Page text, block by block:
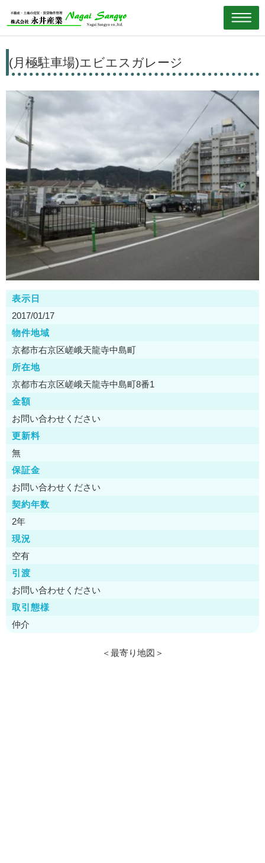
(月極駐車場)エビエスガレージ
表示日
2017/01/17
物件地域
京都市右京区嵯峨天龍寺中島町
所在地
京都市右京区嵯峨天龍寺中島町8番1
金額
お問い合わせください
更新料
無
保証金
お問い合わせください
契約年数
2年
現況
空有
引渡
お問い合わせください
取引態様
仲介
＜最寄り地図＞